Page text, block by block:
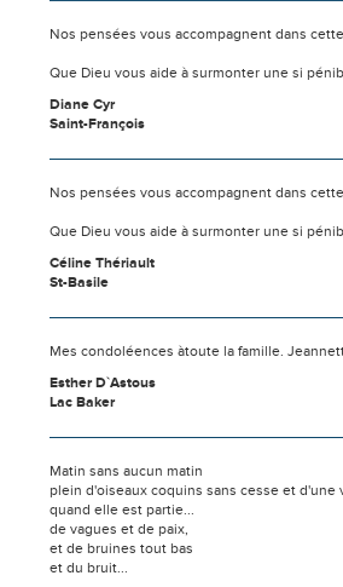
Nos pensées vous accompagnent dans
Que Dieu vous aide à surmonter une si
Diane Cyr
Saint-François
Nos pensées vous accompagnent dans
Que Dieu vous aide à surmonter une si
Céline Thériault
St-Basile
Mes condoléences àtoute la famille.
Esther D`Astous
Lac Baker
Matin sans aucun matin
plein d'oiseaux coquins sans cesse et d'une
quand elle est partie...
de vagues et de paix,
et de bruines tout bas
et du bruit...